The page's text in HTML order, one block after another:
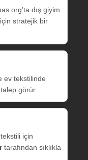
dış giyim
stratejik bir
ev tekstilinde
görür.
için
tarafından sıklıkla